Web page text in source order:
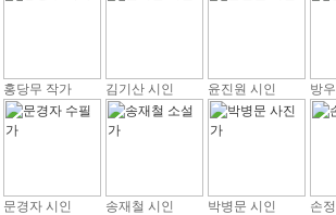
홍당무 작가 김기산 시인 윤진원 시인 방
문경자 시인 송재철 시인 박병문 시인 손